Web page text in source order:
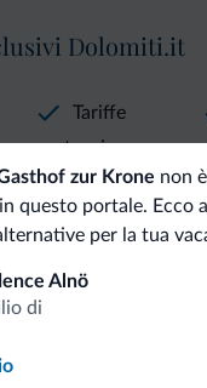
zur Krone non
questo portale. Ecco
per la tua
Alnö
di
Dolomiti.it
Tariffe
vantaggiose
dalle
offerte